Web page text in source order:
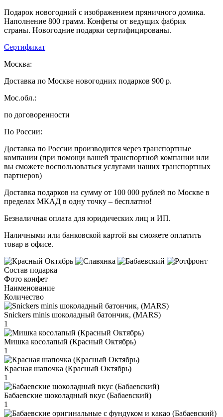
Подарок новогодний с изображением пряничного домика.
Наполнение 800 грамм. Конфеты от ведущих фабрик
страны. Новогодние подарки сертифицированы.
Сертификат
Москва:
Доставка по Москве новогодних подарков 900 р.
Мос.обл.:
по договоренности
По России:
Доставка по России производится через транспортные
компании (при помощи вашей транспортной компании или
вы сможете воспользоваться услугами наших транспортных
партнеров)
Доставка подарков на сумму от 100 000 рублей по Москве в
пределах МКАД в одну точку – бесплатно!
Безналичная оплата для юридических лиц и ИП.
Наличными или банковской картой вы сможете оплатить
товар в офисе.
Состав подарка
Фото конфет
Наименование
Количество
Snickers minis шоколадный батончик, (MARS)
1
Мишка косолапый (Красный Октябрь)
1
Красная шапочка (Красный Октябрь)
1
Бабаевские шоколадный вкус (Бабаевский)
1